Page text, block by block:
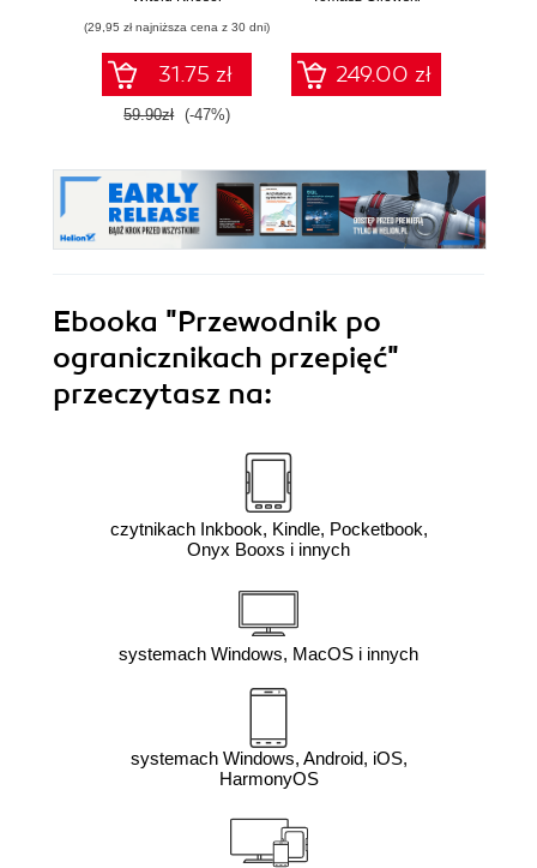
(29,95 zł najniższa cena z 30 dni)
31.75 zł
59.90zł (-47%)
249.00 zł
Ebooka "Przewodnik po
ogranicznikach przepięć"
przeczytasz na:
czytnikach Inkbook, Kindle, Pocketbook,
Onyx Booxs i innych
systemach Windows, MacOS i innych
systemach Windows, Android, iOS,
HarmonyOS